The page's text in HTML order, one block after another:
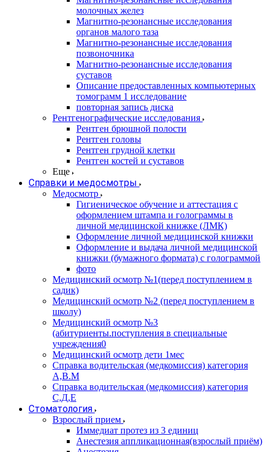
молочных желез
Магнитно-резонансные исследования
органов малого таза
Магнитно-резонансные исследования
позвоночника
Магнитно-резонансные исследования
суставов
Описание предоставленных компьютерных
томограмм 1 исследование
повторная запись диска
Рентгенографические исследования
Рентген брюшной полости
Рентген головы
Рентген грудной клетки
Рентген костей и суставов
Еще
Справки и медосмотры
Медосмотр
Гигиеническое обучение и аттестация с
оформлением штампа и голограммы в
личной медицинской книжке (ЛМК)
Оформление личной медицинской книжки
Оформление и выдача личной медицинской
книжки (бумажного формата) с голограммой
фото
Медицинский осмотр №1(перед поступлением в
садик)
Медицинский осмотр №2 (перед поступлением в
школу)
Медицинский осмотр №3
(абитуриенты.поступления в специальные
учреждения0
Медицинский осмотр дети 1мес
Справка водительская (медкомиссия) категория
А,В.М
Справка водительская (медкомиссия) категория
С,Д,Е
Стоматология
Взрослый прием
Иммедиат протез из 3 единиц
Анестезия аппликационная(взрослый приём)